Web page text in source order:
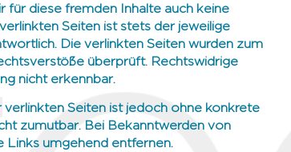
für diese fremden Inhalte auch keine
Seiten ist stets der jeweilige
Die verlinkten Seiten wurden zum
überprüft. Rechtswidrige
nicht erkennbar.
Seiten ist jedoch ohne konkrete
zumutbar. Bei Bekanntwerden von
Links umgehend entfernen.